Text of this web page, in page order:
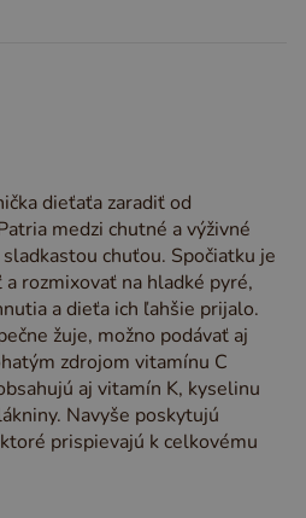
dieťaťa zaradiť od
medzi chutné a výživné
chuťou. Spočiatku je
rozmixovať na hladké pyré,
a dieťa ich ľahšie prijalo.
žuje, možno podávať aj
zdrojom vitamínu C
aj vitamín K, kyselinu
Navyše poskytujú
prispievajú k celkovému